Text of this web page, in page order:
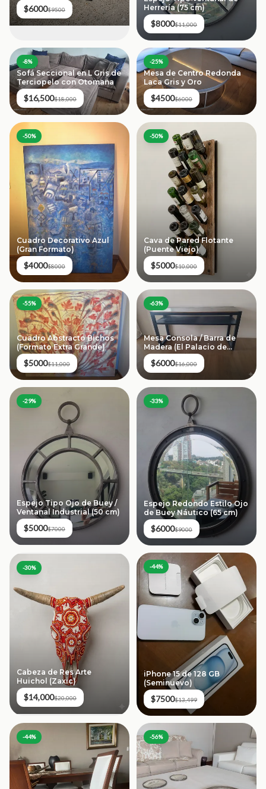
$6000$9500
Herrería (75 cm)
$8000$11,000
-8%
Sofá Seccional en L Gris de
Terciopelo con Otomana
$16,500$18,000
-25%
Mesa de Centro Redonda
Laca Gris y Oro
$4500$6000
-50%
Cuadro Decorativo Azul
(Gran Formato)
$4000$8000
-50%
Cava de Pared Flotante
(Puente Viejo)
$5000$10,000
-55%
Cuadro Abstracto Bichos
(Formato Extra Grande)
$5000$11,000
-63%
Mesa Consola / Barra de
Madera (El Palacio de
Hierro)
$6000$16,000
-29%
Espejo Tipo Ojo de Buey /
Ventanal Industrial (50 cm)
$5000$7000
-33%
Espejo Redondo Estilo Ojo
de Buey Náutico (65 cm)
$6000$9000
-30%
Cabeza de Res Arte
Huichol (Zaxic)
$14,000$20,000
-44%
iPhone 15 de 128 GB
(Seminuevo)
$7500$13,499
-44% -56%